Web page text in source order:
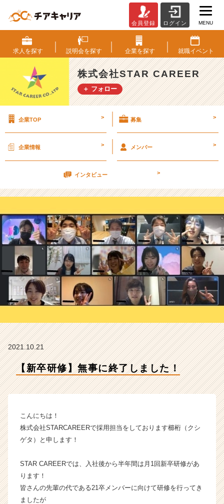
卒
研
修】
無
事
に
ま
【株
式
社
T
A
R
C
R
E
E
R
タ
イ
ン】
ベ
ャ
企
か
会員登録 ログイン MENU
求人を探す 説明会を探す 企業を探す 就職イベント
株式会社STAR CAREER
＋ フォロー
企業TOP > 募集 >
企業情報 > メンバー >
インタビュー >
2021.10.21
【新卒研修】無事に終了しました！
こんにちは！
株式会社STARCAREERで採用担当をしております櫛桁（クシ
ゲタ）と申します！
STAR CAREERでは、入社後から半年間は月1回新卒研修があ
ります！
皆さんの先輩の代である21卒メンバーに向けて研修を行ってき
ましたが